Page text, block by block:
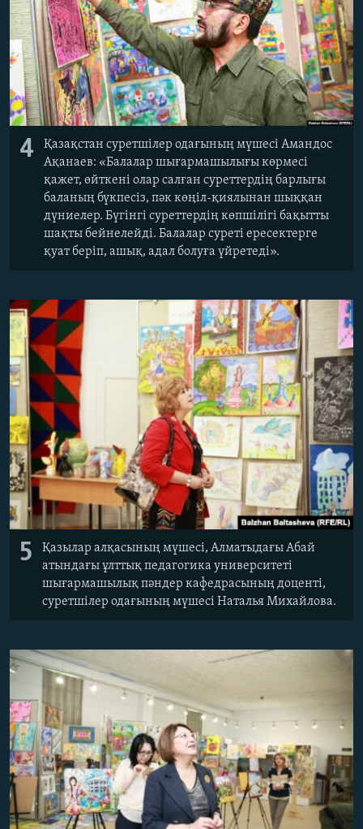
4
Қазақстан суретшілер одағының мүшесі Амандос
Ақанаев: «Балалар шығармашылығы көрмесі
қажет, өйткені олар салған суреттердің барлығы
баланың бүкпесіз, пәк көңіл-қиялынан шыққан
дүниелер. Бүгінгі суреттердің көпшілігі бақытты
шақты бейнелейді. Балалар суреті ересектерге
қуат беріп, ашық, адал болуға үйретеді».
5
Қазылар алқасының мүшесі, Алматыдағы Абай
атындағы ұлттық педагогика университеті
шығармашылық пәндер кафедрасының доценті,
суретшілер одағының мүшесі Наталья Михайлова.